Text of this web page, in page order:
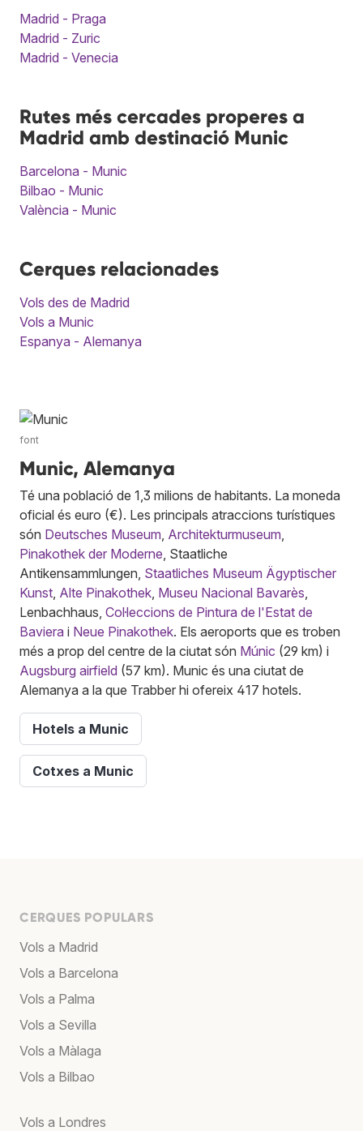
Madrid - Praga
Madrid - Zuric
Madrid - Venecia
Rutes més cercades properes a
Madrid amb destinació Munic
Barcelona - Munic
Bilbao - Munic
València - Munic
Cerques relacionades
Vols des de Madrid
Vols a Munic
Espanya - Alemanya
font
Munic, Alemanya
Té una població de 1,3 milions de habitants. La moneda
oficial és euro (€). Les principals atraccions turístiques
són Deutsches Museum Architekturmuseum
Pinakothek der Moderne , Staatliche
Antikensammlungen, Staatliches Museum Ägyptischer
Kunst Alte Pinakothek Museu Nacional Bavarès
Lenbachhaus, Col·leccions de Pintura de l'Estat de
Baviera i Neue Pinakothek. Els aeroports que es troben
més a prop del centre de la ciutat són Múnic (29 km) i
Augsburg airfield (57 km). Munic és una ciutat de
Alemanya a la que Trabber hi ofereix 417 hotels.
Hotels a Munic
Cotxes a Munic
CERQUES POPULARS
Vols a Madrid
Vols a Barcelona
Vols a Palma
Vols a Sevilla
Vols a Màlaga
Vols a Bilbao
Vols a Londres